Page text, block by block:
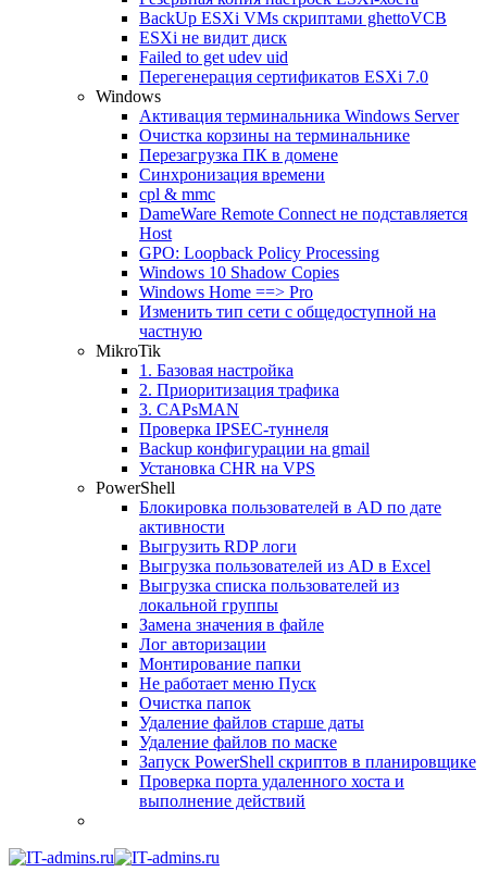
BackUp ESXi VMs скриптами ghettoVCB
ESXi не видит диск
Failed to get udev uid
Перегенерация сертификатов ESXi 7.0
Windows
Активация терминальника Windows Server
Очистка корзины на терминальнике
Перезагрузка ПК в домене
Синхронизация времени
cpl & mmc
DameWare Remote Connect не подставляется
Host
GPO: Loopback Policy Processing
Windows 10 Shadow Copies
Windows Home ==> Pro
Изменить тип сети с общедоступной на
частную
MikroTik
1. Базовая настройка
2. Приоритизация трафика
3. CAPsMAN
Проверка IPSEC-туннеля
Backup конфигурации на gmail
Установка CHR на VPS
PowerShell
Блокировка пользователей в AD по дате
активности
Выгрузить RDP логи
Выгрузка пользователей из AD в Excel
Выгрузка списка пользователей из
локальной группы
Замена значения в файле
Лог авторизации
Монтирование папки
Не работает меню Пуск
Очистка папок
Удаление файлов старше даты
Удаление файлов по маске
Запуск PowerShell скриптов в планировщике
Проверка порта удаленного хоста и
выполнение действий